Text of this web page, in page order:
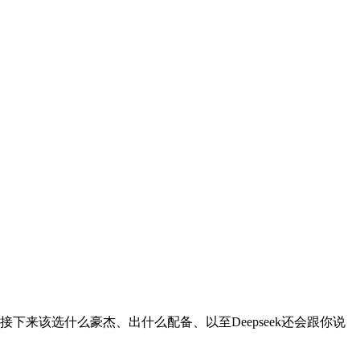
下来该选什么豪杰、出什么配备、以至Deepseek还会跟你说